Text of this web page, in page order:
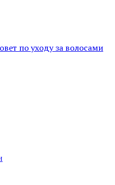
по уходу за волосами